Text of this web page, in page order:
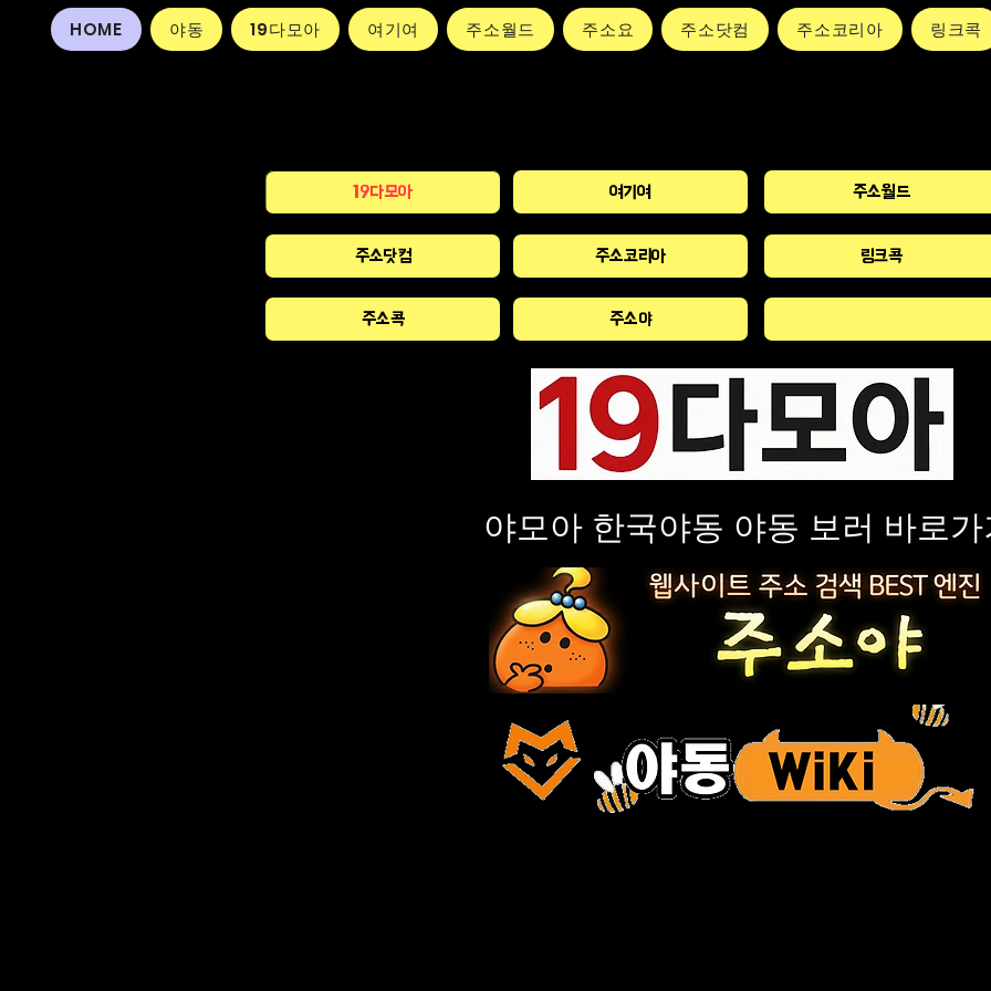
HOME 야동 19다모아 여기여 주소월드 주소요 주소닷컴 주소코리아 링크콕
주소닷컴 주소코리아 링크콕
주소콕 주소야
19다모아 여기여 주소월드
야모아 한국야동 야동 보러 바로